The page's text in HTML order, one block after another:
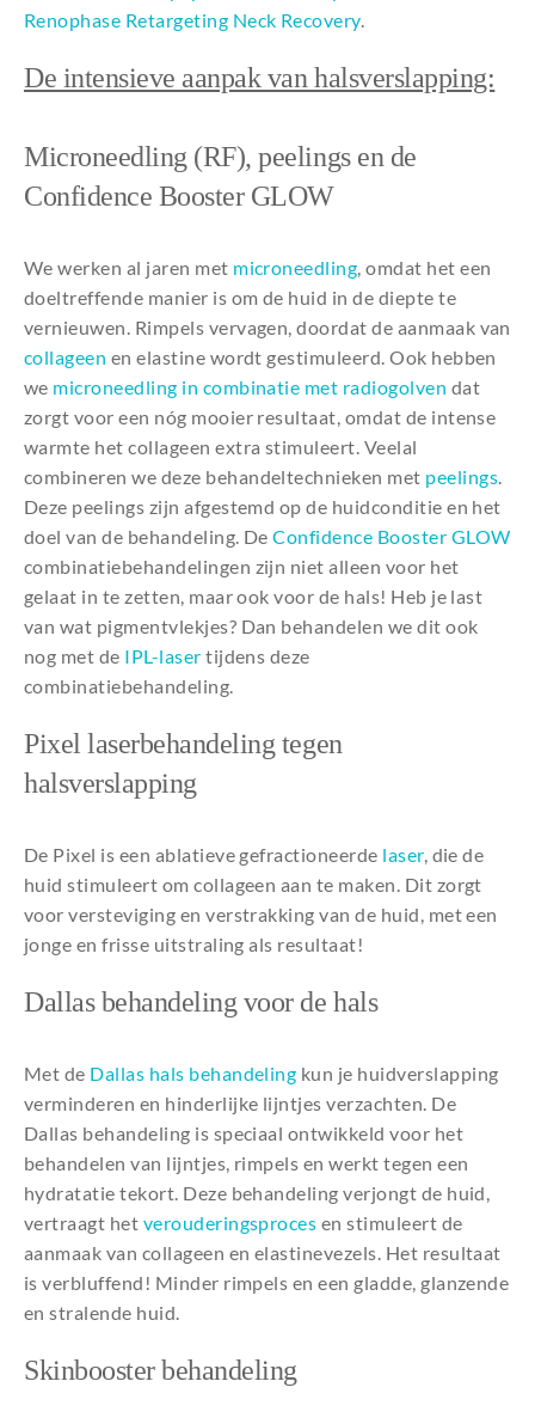
Renophase Retargeting Neck Recovery.
De intensieve aanpak van halsverslapping:
Microneedling (RF), peelings en de
Confidence Booster GLOW
We werken al jaren met microneedling, omdat het een
doeltreffende manier is om de huid in de diepte te
vernieuwen. Rimpels vervagen, doordat de aanmaak van
collageen en elastine wordt gestimuleerd. Ook hebben
we microneedling in combinatie met radiogolven dat
zorgt voor een nóg mooier resultaat, omdat de intense
warmte het collageen extra stimuleert. Veelal
combineren we deze behandeltechnieken met peelings.
Deze peelings zijn afgestemd op de huidconditie en het
doel van de behandeling. DeConfidence Booster GLOW
combinatiebehandelingen zijn niet alleen voor het
gelaat in te zetten, maar ook voor de hals! Heb je last
van wat pigmentvlekjes? Dan behandelen we dit ook
nog met de IPL-laser tijdens deze
combinatiebehandeling.
Pixel laserbehandeling tegen
halsverslapping
De Pixel is een ablatieve gefractioneerde laser, die de
huid stimuleert om collageen aan te maken. Dit zorgt
voor versteviging en verstrakking van de huid, met een
jonge en frisse uitstraling als resultaat!
Dallas behandeling voor de hals
Met de Dallas hals behandeling kun je huidverslapping
verminderen en hinderlijke lijntjes verzachten. De
Dallas behandeling is speciaal ontwikkeld voor het
behandelen van lijntjes, rimpels en werkt tegen een
hydratatie tekort. Deze behandeling verjongt de huid,
vertraagt het verouderingsproces en stimuleert de
aanmaak van collageen en elastinevezels. Het resultaat
is verbluffend! Minder rimpels en een gladde, glanzende
en stralende huid.
Skinbooster behandeling